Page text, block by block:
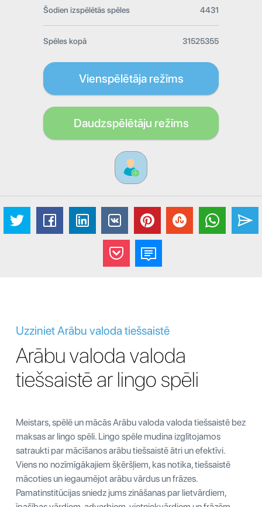
Šodien izspēlētās spēles 4431
Spēles kopā 31525355
Vienspēlētāja režīms
Daudzspēlētāju režīms
Uzziniet Arābu valoda tiešsaistē
Arābu valoda valoda
tiešsaistē ar lingo spēli
Meistars, spēlē un mācās Arābu valoda valoda tiešsaistē bez
maksas ar lingo spēli. Lingo spēle mudina izglītojamos
satraukti par mācīšanos arābu tiešsaistē ātri un efektīvi.
Viens no nozīmīgākajiem šķēršļiem, kas notika, tiešsaistē
mācoties un iegaumējot arābu vārdus un frāzes.
Pamatinstitūcijas sniedz jums zināšanas par lietvārdiem,